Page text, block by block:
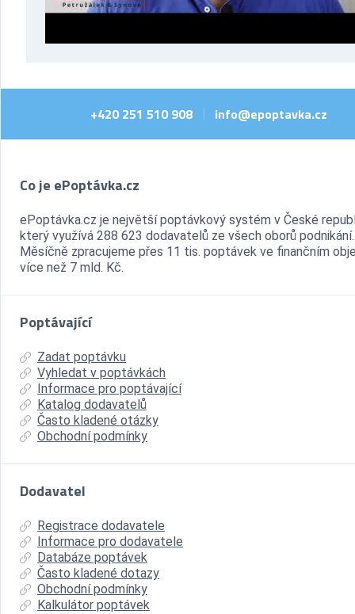
+420 251 510 908 info@epoptavka.cz
Co je ePoptávka.cz
ePoptávka.cz je největší poptávkový systém v České
který využívá 288 623 dodavatelů ze všech oborů podnikání.
Měsíčně zpracujeme přes 11 tis. poptávek ve finančním
více než 7 mld. Kč.
Poptávající
Zadat poptávku
Vyhledat v poptávkách
Informace pro poptávající
Katalog dodavatelů
Často kladené otázky
Obchodní podmínky
Dodavatel
Registrace dodavatele
Informace pro dodavatele
Databáze poptávek
Často kladené dotazy
Obchodní podmínky
Kalkulátor poptávek